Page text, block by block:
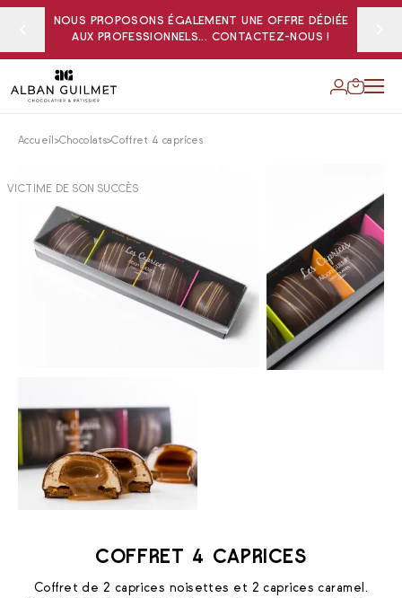
NOUS PROPOSONS ÉGALEMENT UNE OFFRE DÉDIÉE
AUX PROFESSIONNELS... CONTACTEZ-NOUS !
Accueil Chocolats Coffret 4 caprices
VICTIME DE SON SUCCÈS
COFFRET 4 CAPRICES
Coffret de 2 caprices noisettes et 2 caprices caramel.